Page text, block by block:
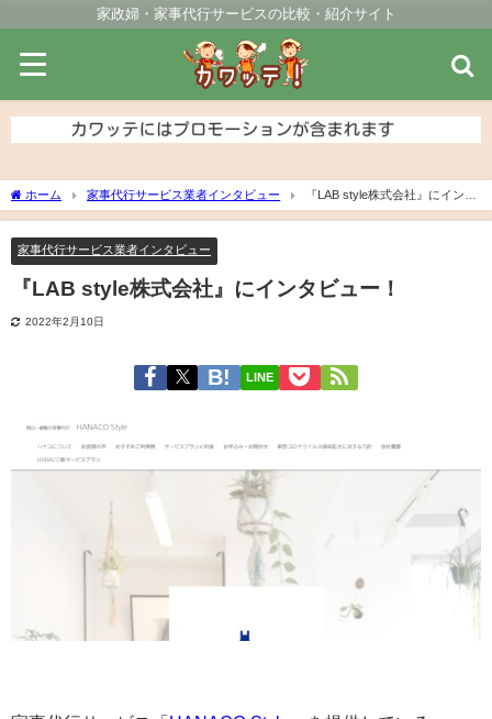
家政婦・家事代行サービスの比較・紹介サイト
ホーム 家事代行サービス業者インタビュー
『LAB style株式会社』にインタ
ビュー！
家事代行サービス業者インタビュー
『LAB style株式会社』にインタビュー！
2022年2月10日
LINE